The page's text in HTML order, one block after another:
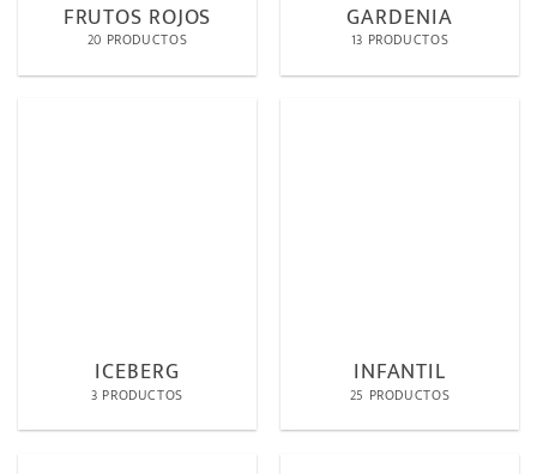
FRUTOS ROJOS
20 PRODUCTOS
GARDENIA
13 PRODUCTOS
ICEBERG
3 PRODUCTOS
INFANTIL
25 PRODUCTOS